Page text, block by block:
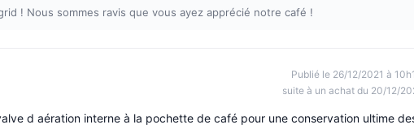
! Nous sommes ravis que vous ayez apprécié notre café !
Publié le 26/12/2021 à
suite à un achat du 20/12/
d aération interne à la pochette de café pour une conservation ultime